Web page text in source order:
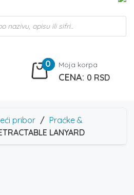
0 Moja korpa
0 RSD
pribor / Praćke &
LANYARD